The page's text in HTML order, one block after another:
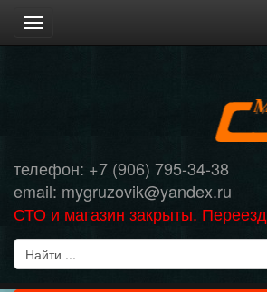
Toggle
navigation
телефон: +7 (906) 795-34-38
email: mygruzovik@yandex.ru
СТО и магазин закрыты. Переезд